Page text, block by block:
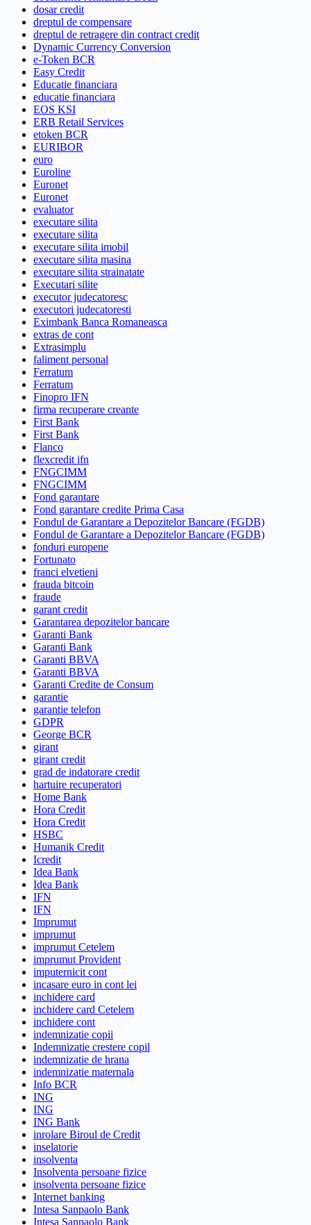
dosar credit
dreptul de compensare
dreptul de retragere din contract credit
Dynamic Currency Conversion
e-Token BCR
Easy Credit
Educatie financiara
educatie financiara
EOS KSI
ERB Retail Services
etoken BCR
EURIBOR
euro
Euroline
Euronet
Euronet
evaluator
executare silita
executare silita
executare silita imobil
executare silita masina
executare silita strainatate
Executari silite
executor judecatoresc
executori judecatoresti
Eximbank Banca Romaneasca
extras de cont
Extrasimplu
faliment personal
Ferratum
Ferratum
Finopro IFN
firma recuperare creante
First Bank
First Bank
Flanco
flexcredit ifn
FNGCIMM
FNGCIMM
Fond garantare
Fond garantare credite Prima Casa
Fondul de Garantare a Depozitelor Bancare (FGDB)
Fondul de Garantare a Depozitelor Bancare (FGDB)
fonduri europene
Fortunato
franci elvetieni
frauda bitcoin
fraude
garant credit
Garantarea depozitelor bancare
Garanti Bank
Garanti Bank
Garanti BBVA
Garanti BBVA
Garanti Credite de Consum
garantie
garantie telefon
GDPR
George BCR
girant
girant credit
grad de indatorare credit
hartuire recuperatori
Home Bank
Hora Credit
Hora Credit
HSBC
Humanik Credit
Icredit
Idea Bank
Idea Bank
IFN
IFN
Imprumut
imprumut
imprumut Cetelem
imprumut Provident
imputernicit cont
incasare euro in cont lei
inchidere card
inchidere card Cetelem
inchidere cont
indemnizatie copii
Indemnizatie crestere copil
indemnizatie de hrana
indemnizatie maternala
Info BCR
ING
ING
ING Bank
inrolare Biroul de Credit
inselatorie
insolventa
Insolventa persoane fizice
insolventa persoane fizice
Internet banking
Intesa Sanpaolo Bank
Intesa Sanpaolo Bank